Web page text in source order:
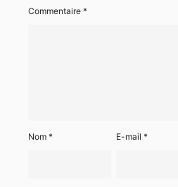
Commentaire *
Nom * E-mail*